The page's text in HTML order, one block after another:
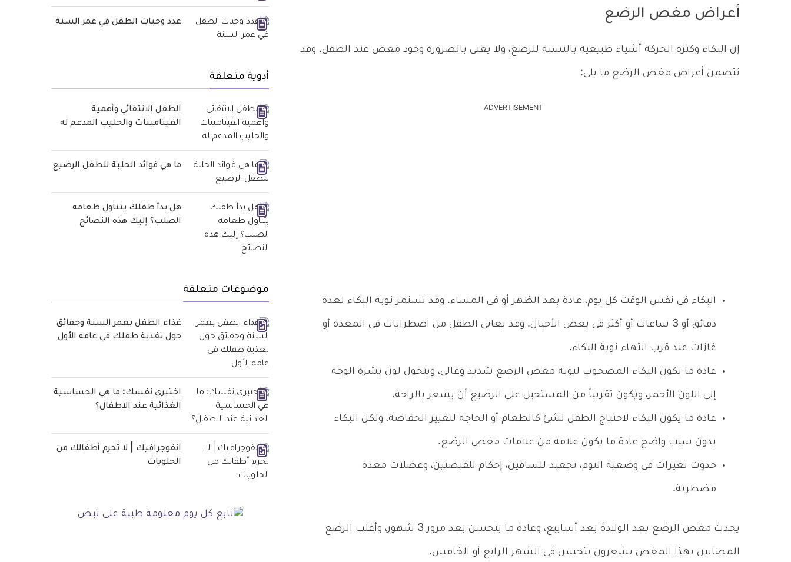
أعراض مغص الرضع
إن البكاء وكثرة الحركة أشياء طبيعية بالنسبة للرضع، ولا يعنى بالضرورة وجود مغص عند الطفل. وقد
تتضمن أعراض مغص الرضع ما يلى:
ADVERTISEMENT
البكاء فى نفس الوقت كل يوم، عادة بعد الظهر أو فى المساء. وقد تستمر نوبة البكاء لعدة
دقائق أو 3 ساعات أو أكثر فى بعض الأحيان. وقد يعانى الطفل من اضطرابات فى المعدة أو
غازات عند قرب انتهاء نوبة البكاء.
عادة ما يكون البكاء المصحوب لنوبة مغص الرضع شديد وعالى، ويتحول لون بشرة الوجه
إلى اللون الأحمر، ويكون تقريباً من المستحيل على الرضيع أن يشعر بالراحة.
عادة ما يكون البكاء لاحتياج الطفل لشئ كالطعام أو الحاجة لتغيير الحفاضة، ولكن البكاء
بدون سبب واضح عادة ما يكون علامة من علامات مغص الرضع.
حدوث تغيرات فى وضعية النوم، تجعيد للساقين، إحكام للقبضتين، وعضلات معدة
مضطربة.
يحدث مغص الرضع بعد الولادة بعد أسابيع، وعادة ما يتحسن بعد مرور 3 شهور، وأغلب الرضع
المصابين بهذا المغص يشعرون بتحسن فى الشهر الرابع أو الخامس.
عدد وجبات الطفل في عمر السنة
أدوية متعلقة
الطفل الانتقائي وأهمية
الفيتامينات والحليب المدعم له
ما هي فوائد الحلبة للطفل الرضيع
هل بدأ طفلك بتناول طعامه
الصلب؟ إليك هذه النصائح
موضوعات متعلقة
غذاء الطفل بعمر السنة وحقائق
حول تغذية طفلك في عامه الأول
اختبري نفسك: ما هي الحساسية
الغذائية عند الاطفال؟
انفوجرافيك | لا تحرم أطفالك من
الحلويات